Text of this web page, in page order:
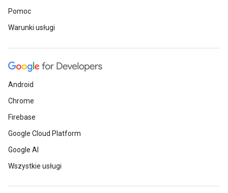
Pomoc
Warunki usługi
Android
Chrome
Firebase
Google Cloud Platform
Google AI
Wszystkie usługi